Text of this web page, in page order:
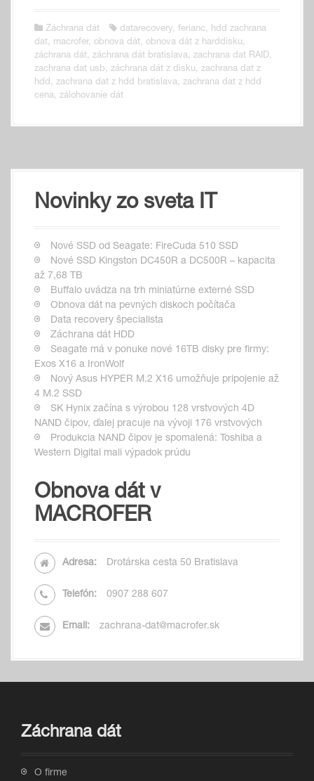
Záchrana dát datarecovery, ferianc, hdd zachrana
dat, macrofer, obnova dát, obnova dát z harddisku,
záchrana dát, záchrana dát bratislava, zachrana dat RAID,
zachrana dat usb, záchrana dát z disku, zachrana dat z
hdd, zachrana dat z hdd bratislava, zachrana dat z hdd
cena, zálohovanie dát
Novinky zo sveta IT
Nové SSD od Seagate: FireCuda 510 SSD
Nové SSD Kingston DC450R a DC500R – kapacita
až 7,68 TB
Buffalo uvádza na trh miniatúrne externé SSD
Obnova dát na pevných diskoch počítača
Data recovery špecialista
Záchrana dát HDD
Seagate má v ponuke nové 16TB disky pre firmy:
Exos X16 a IronWolf
Nový Asus HYPER M.2 X16 umožňuje pripojenie až
4 M.2 SSD
SK Hynix začína s výrobou 128 vrstvových 4D
NAND čipov, ďalej pracuje na vývoji 176 vrstvových
Produkcia NAND čipov je spomalená: Toshiba a
Western Digital mali výpadok prúdu
Obnova dát v
MACROFER
Adresa: Drotárska cesta 50 Bratislava
Telefón: 0907 288 607
Email: zachrana-dat@macrofer.sk
Záchrana dát
O firme